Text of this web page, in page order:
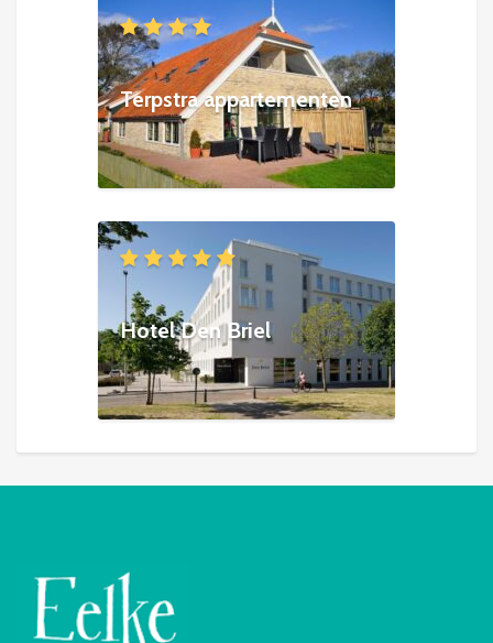
Terpstra appartementen
Hotel Den Briel